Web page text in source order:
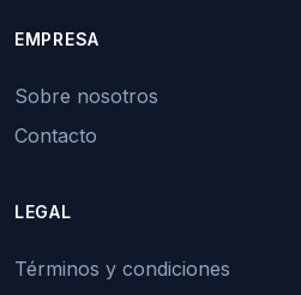
EMPRESA
Sobre nosotros
Contacto
LEGAL
Términos y condiciones